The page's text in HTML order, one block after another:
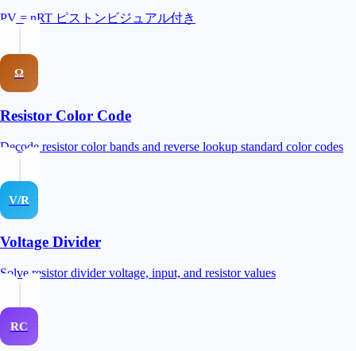
PV = nRT ピストンビジュアル付き
Ω
Resistor Color Code
Decode resistor color bands and reverse lookup standard color codes
V/R
Voltage Divider
Solve resistor divider voltage, input, and resistor values
RC